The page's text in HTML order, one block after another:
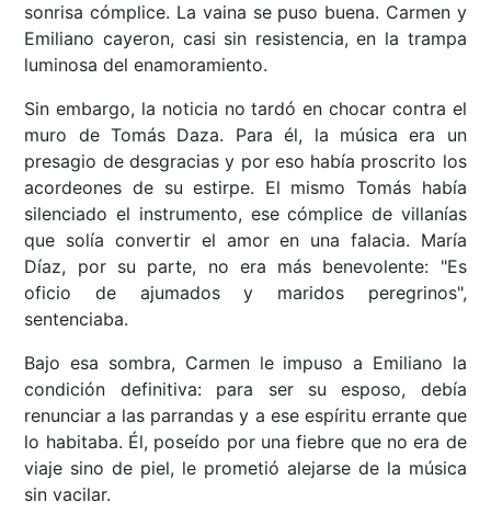
sonrisa cómplice. La vaina se puso buena. Carmen y
Emiliano cayeron, casi sin resistencia, en la trampa
luminosa del enamoramiento.
Sin embargo, la noticia no tardó en chocar contra el
muro de Tomás Daza. Para él, la música era un
presagio de desgracias y por eso había proscrito los
acordeones de su estirpe. El mismo Tomás había
silenciado el instrumento, ese cómplice de villanías
que solía convertir el amor en una falacia. María
Díaz, por su parte, no era más benevolente: "Es
oficio de ajumados y maridos peregrinos",
sentenciaba.
Bajo esa sombra, Carmen le impuso a Emiliano la
condición definitiva: para ser su esposo, debía
renunciar a las parrandas y a ese espíritu errante que
lo habitaba. Él, poseído por una fiebre que no era de
viaje sino de piel, le prometió alejarse de la música
sin vacilar.